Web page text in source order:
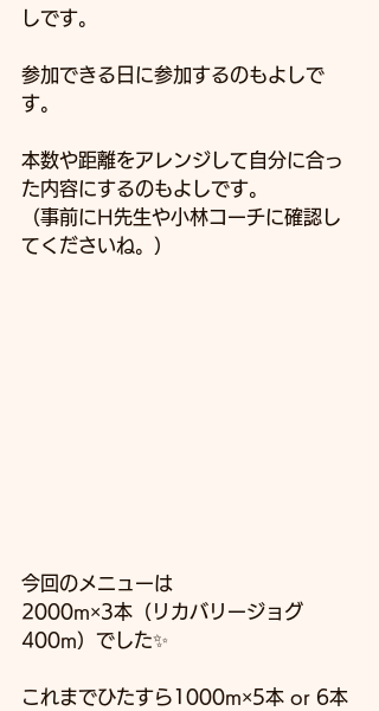
しです。
参加できる日に参加するのもよしで
す。
本数や距離をアレンジして自分に合っ
た内容にするのもよしです。
（事前にH先生や小林コーチに確認し
てくださいね。）
今回のメニューは
2000m×3本（リカバリージョグ
400m）でした✨
これまでひたすら1000m×5本 or 6本